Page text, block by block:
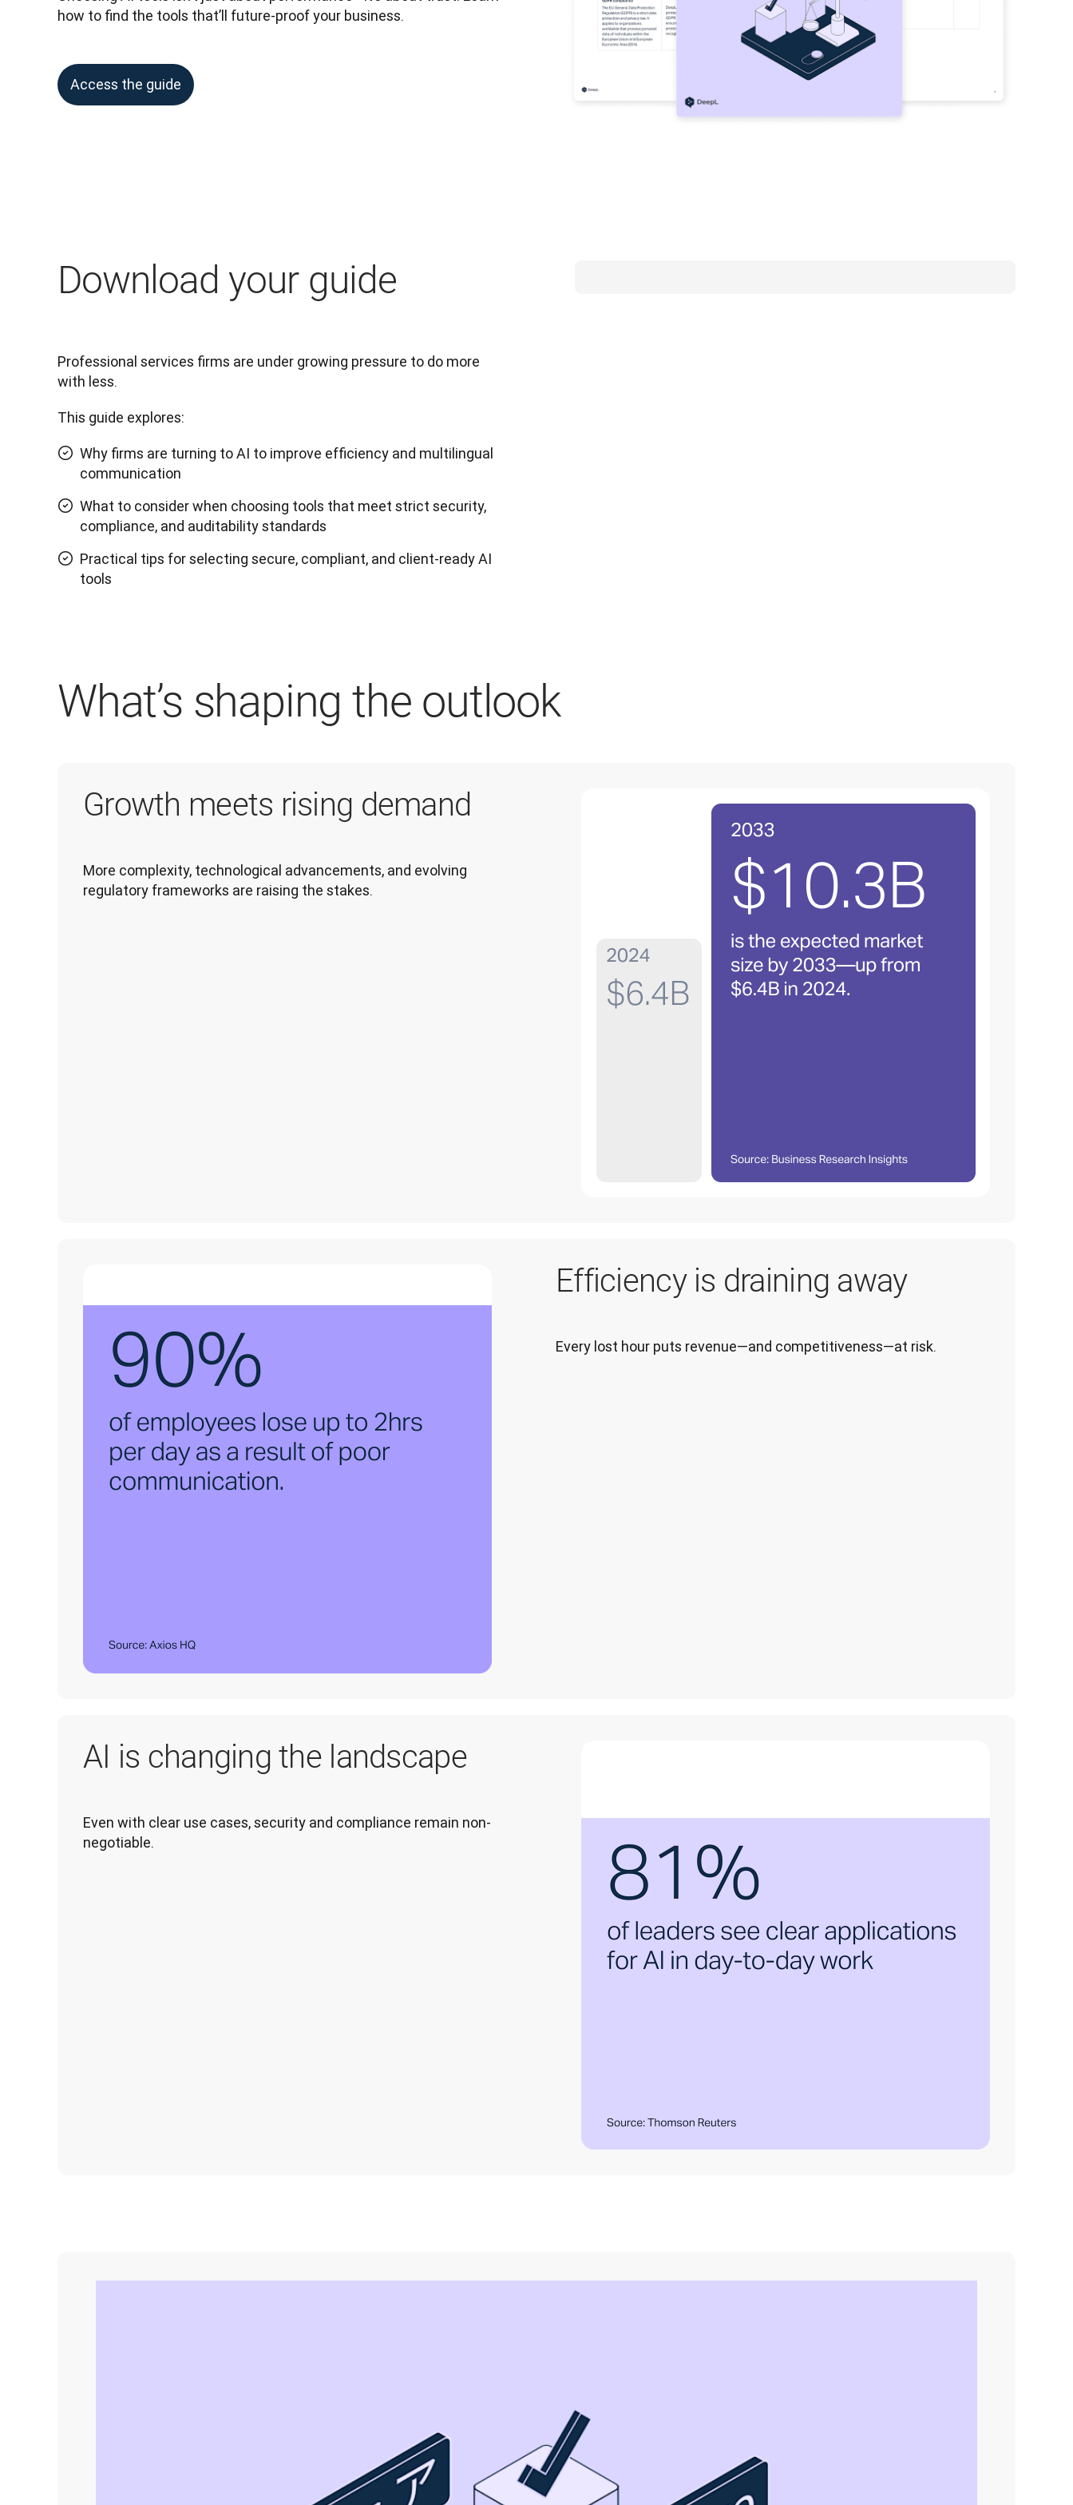
how to find the tools that’ll future-proof your business.
Access the guide
Download your guide
Professional services firms are under growing pressure to do more
with less.
This guide explores:
Why firms are turning to AI to improve efficiency and multilingual
communication
What to consider when choosing tools that meet strict security,
compliance, and auditability standards
Practical tips for selecting secure, compliant, and client-ready AI
tools
What’s shaping the outlook
Growth meets rising demand
More complexity, technological advancements, and evolving
regulatory frameworks are raising the stakes.
Efficiency is draining away
Every lost hour puts revenue—and competitiveness—at risk.
AI is changing the landscape
Even with clear use cases, security and compliance remain non-
negotiable.